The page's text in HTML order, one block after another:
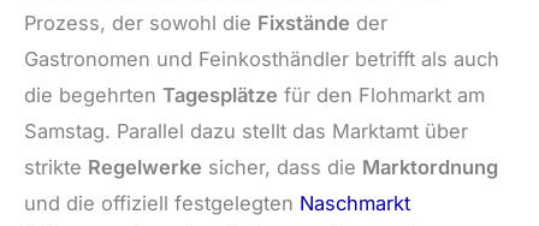
Prozess, der sowohl die Fixstände der
Gastronomen und Feinkosthändler betrifft als auch
die begehrten Tagesplätze für den Flohmarkt am
Samstag. Parallel dazu stellt das Marktamt über
strikte Regelwerke sicher, dass die Marktordnung
und die offiziell festgelegten Naschmarkt